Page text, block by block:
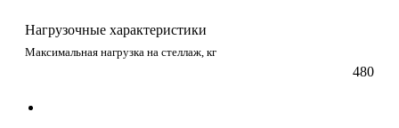
Нагрузочные характеристики
Максимальная нагрузка на стеллаж, кг
480